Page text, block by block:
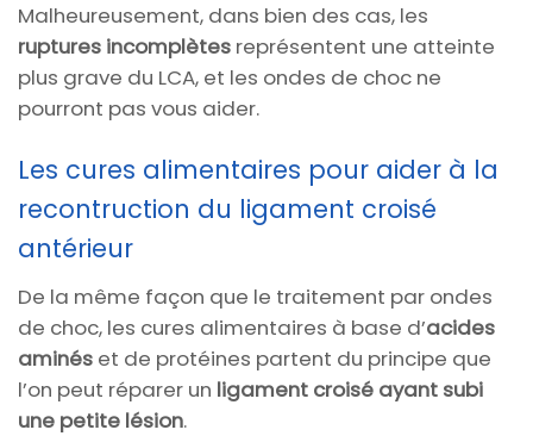
Malheureusement, dans bien des cas, les
ruptures incomplètes représentent une atteinte
plus grave du LCA, et les ondes de choc ne
pourront pas vous aider.
Les cures alimentaires pour aider à la
recontruction du ligament croisé
antérieur
De la même façon que le traitement par ondes
de choc, les cures alimentaires à base d’acides
aminés et de protéines partent du principe que
l’on peut réparer un ligament croisé ayant subi
une petite lésion.